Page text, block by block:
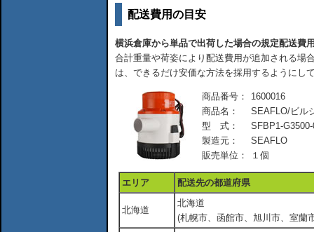
配送費用の目安
横浜倉庫から単品で出荷した場合の規定配送費
合計重量や荷姿により配送費用が追加される場
は、できるだけ安価な方法を採用するようにし
商品番号：
1600016
商品名：
SEAFLO/ビル
型 式：
SFBP1-
製造元：
SEAFLO
販売単位：
１個
エリア 配送先の都道府県
北海道
北海道
(札幌市、函館市、旭川市、室蘭